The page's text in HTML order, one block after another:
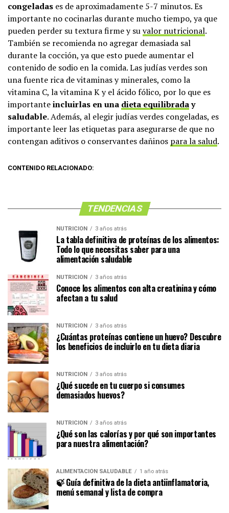
congeladas es de aproximadamente 5-7 minutos. Es
importante no cocinarlas durante mucho tiempo, ya que
pueden perder su textura firme y suvalor nutricional.
También se recomienda no agregar demasiada sal
durante la cocción, ya que esto puede aumentar el
contenido de sodio en la comida. Las judías verdes son
una fuente rica de vitaminas y minerales, como la
vitamina C, la vitamina K y el ácido fólico, por lo que es
importanteincluirlas en una dieta equilibraday
saludable. Además, al elegir judías verdes congeladas, es
importante leer las etiquetas para asegurarse de que no
contengan aditivos o conservantes dañinos para la salud.
CONTENIDO RELACIONADO:
TENDENCIAS
NUTRICIÓN 3 años atrás
La tabla definitiva de proteínas de los alimentos:
Todo lo que necesitas saber para una
alimentación saludable
NUTRICIÓN 3 años atrás
Conoce los alimentos con alta creatinina y cómo
afectan a tu salud
NUTRICIÓN 3 años atrás
¿Cuántas proteínas contiene un huevo? Descubre
los beneficios de incluirlo en tu dieta diaria
NUTRICIÓN 3 años atrás
¿Qué sucede en tu cuerpo si consumes
demasiados huevos?
NUTRICIÓN 3 años atrás
¿Qué son las calorías y por qué son importantes
para nuestra alimentación?
ALIMENTACIÓN SALUDABLE 1 año atrás
🍃 Guía definitiva de la dieta antiinflamatoria,
menú semanal y lista de compra